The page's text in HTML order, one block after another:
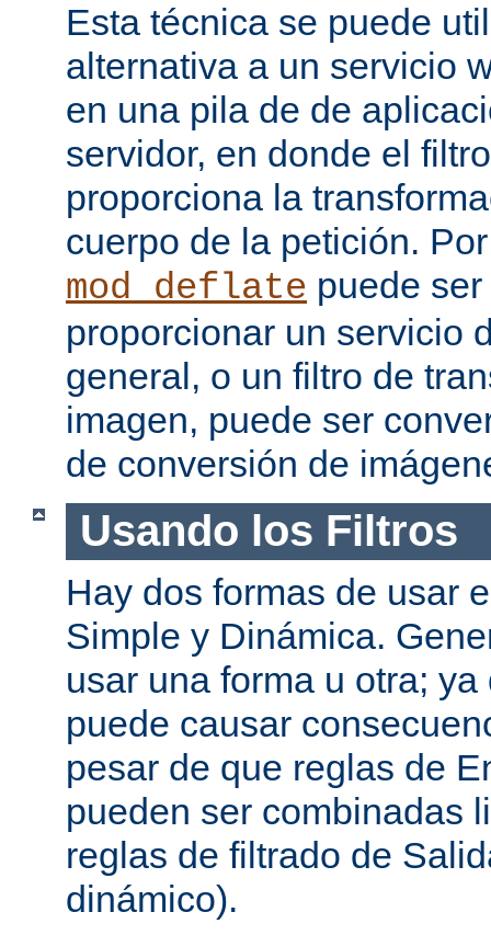
Esta técnica se puede
alternativa a un servicio
en una pila de de
servidor, en donde el
proporciona la
cuerpo de la petición.
mod_deflate puede
proporcionar un servicio
general, o un filtro de
imagen, puede ser
de conversión de
Usando los Filtros
Hay dos formas de usar
Simple y Dinámica.
usar una forma u otra;
puede causar
pesar de que reglas de
pueden ser combinadas
reglas de filtrado de
dinámico).